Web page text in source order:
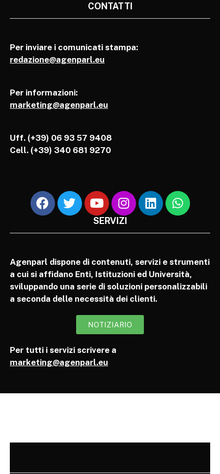
CONTATTI
Per inviare i comunicati stampa:
redazione@agenparl.eu
Per informazioni:
marketing@agenparl.eu
Uff. (+39) 06 93 57 9408
Cell. (+39) 340 681 9270
SERVIZI
Agenparl dispone di contenuti, servizi e strumenti
a cui si affidano Enti, Istituzioni ed Università,
sviluppando una serie di soluzioni personalizzabili
a seconda delle necessità dei clienti.
NOTIZIARIO
Per tutti i servizi scrivere a
marketing@agenparl.eu